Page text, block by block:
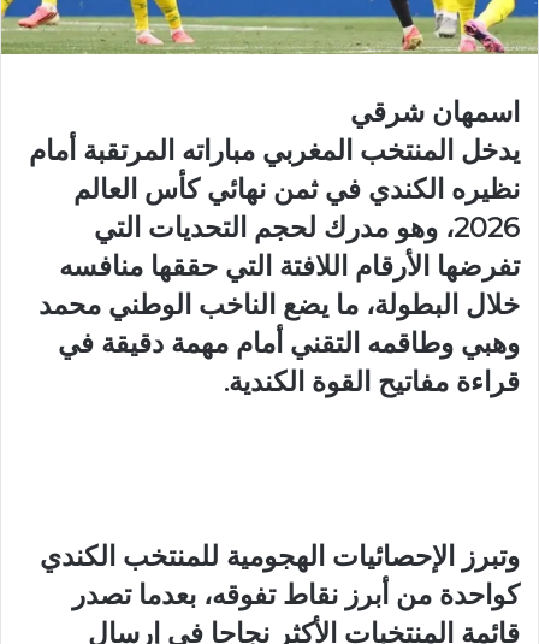
اسمهان شرقي
يدخل المنتخب المغربي مباراته المرتقبة أمام
نظيره الكندي في ثمن نهائي كأس العالم
2026، وهو مدرك لحجم التحديات التي
تفرضها الأرقام اللافتة التي حققها منافسه
خلال البطولة، ما يضع الناخب الوطني محمد
وهبي وطاقمه التقني أمام مهمة دقيقة في
قراءة مفاتيح القوة الكندية.
وتبرز الإحصائيات الهجومية للمنتخب الكندي
كواحدة من أبرز نقاط تفوقه، بعدما تصدر
قائمة المنتخبات الأكثر نجاحا في إرسال